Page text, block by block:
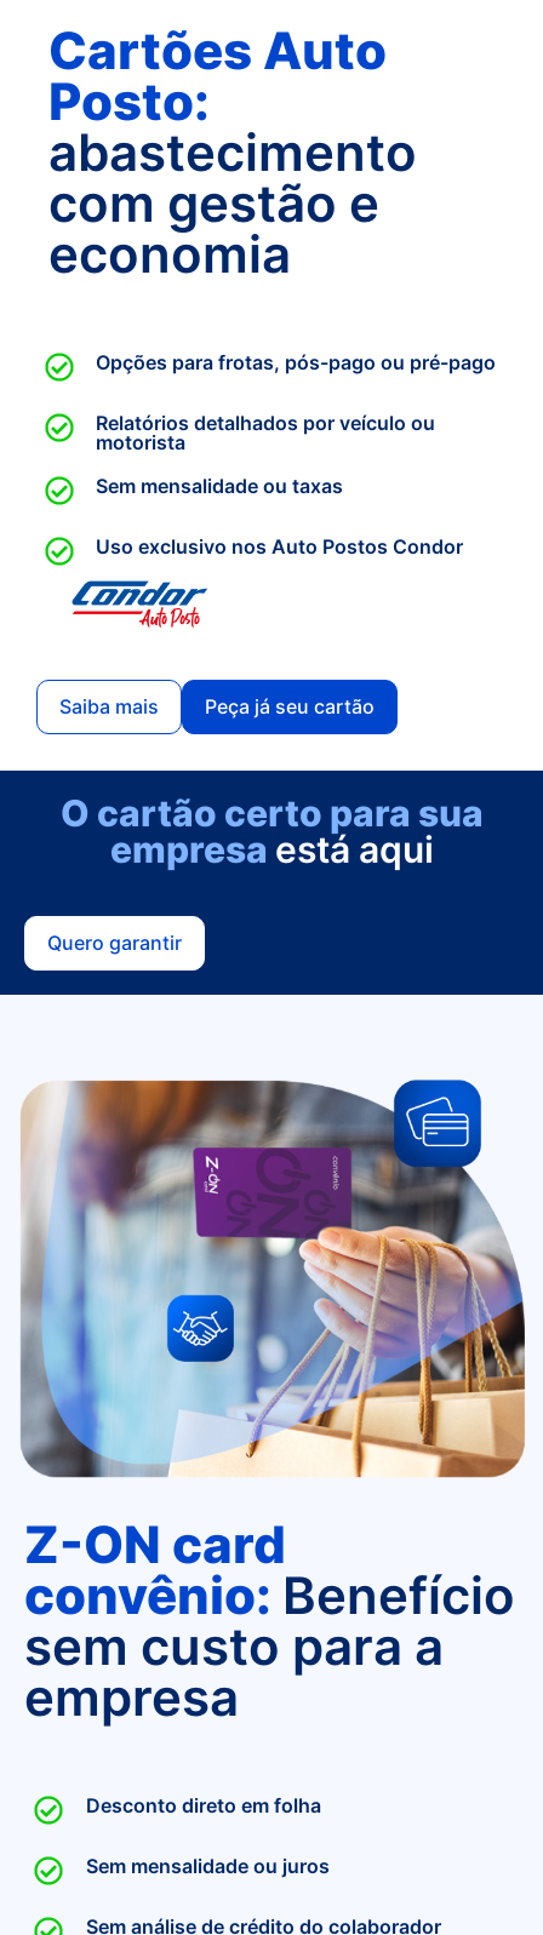
Cartões Auto
Posto:
abastecimento
com gestão e
economia
Opções para frotas, pós-pago ou pré-pago
Relatórios detalhados por veículo ou
motorista
Sem mensalidade ou taxas
Uso exclusivo nos Auto Postos Condor
Saiba mais Peça já seu cartão
O cartão certo para sua
empresa está aqui
Quero garantir
Z-ON card
convênio: Benefício
sem custo para a
empresa
Desconto direto em folha
Sem mensalidade ou juros
Sem análise de crédito do colaborador